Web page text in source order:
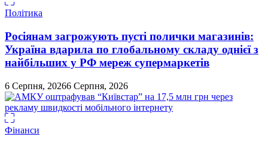
Політика
Росіянам загрожують пусті полички магазинів:
Україна вдарила по глобальному складу однієї з
найбільших у РФ мереж супермаркетів
6 Серпня, 20266 Серпня, 2026
Фінанси